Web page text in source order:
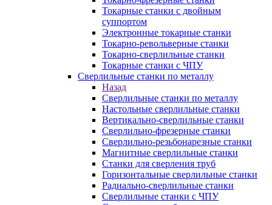
Токарные станки с двойным
суппортом
Электронные токарные станки
Токарно-револьверные станки
Токарно-сверлильные станки
Токарные станки с ЧПУ
Сверлильные станки по металлу
Назад
Сверлильные станки по металлу
Настольные сверлильные станки
Вертикально-сверлильные станки
Сверлильно-фрезерные станки
Сверлильно-резьбонарезные станки
Магнитные сверлильные станки
Станки для сверления труб
Горизонтальные сверлильные станки
Радиально-сверлильные станки
Сверлильные станки с ЧПУ